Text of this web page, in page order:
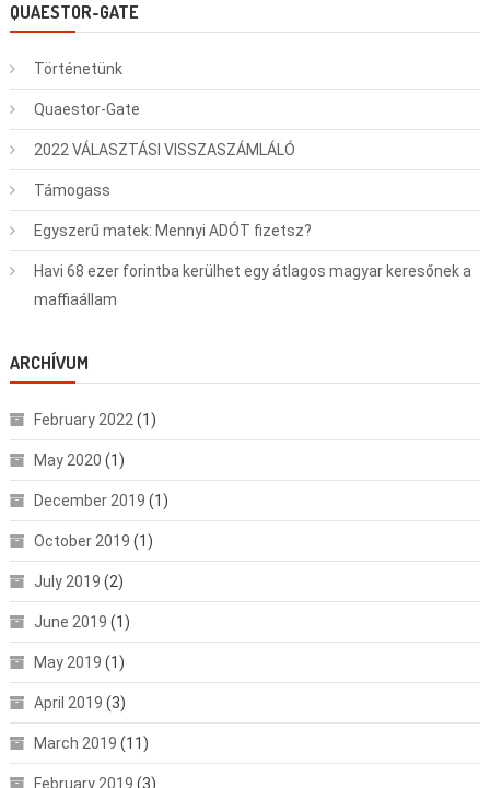
QUAESTOR-GATE
Történetünk
Quaestor-Gate
2022 VÁLASZTÁSI VISSZASZÁMLÁLÓ
Támogass
Egyszerű matek: Mennyi ADÓT fizetsz?
Havi 68 ezer forintba kerülhet egy átlagos magyar keresőnek a
maffiaállam
ARCHÍVUM
February 2022(1)
May 2020 (1)
December 2019 (1)
October 2019 (1)
July 2019 (2)
June 2019 (1)
May 2019 (1)
April 2019 (3)
March 2019 (11)
February 2019 (3)